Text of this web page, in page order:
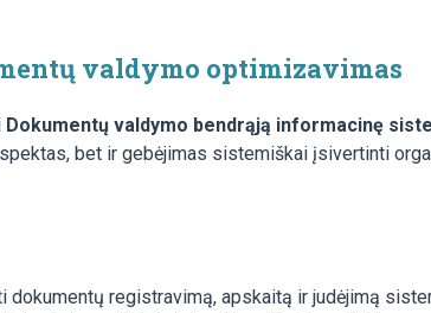
valdymo optimizavimas
Dokumentų valdymo bendrąją informacinę
bet ir gebėjimas sistemiškai įsivertinti
dokumentų registravimą, apskaitą ir judėjimą